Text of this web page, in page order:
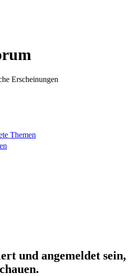
Erscheinungen
Themen
und angemeldet sein,